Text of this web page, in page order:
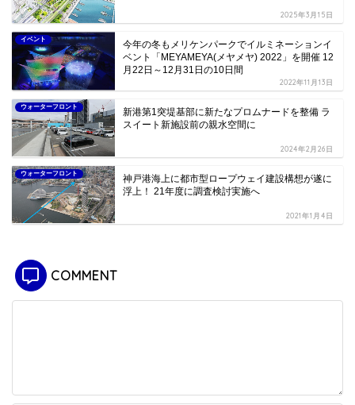
2025年3月15日
イベント
今年の冬もメリケンパークでイルミネーションイ
ベント「MEYAMEYA(メヤメヤ) 2022」を開催 12
月22日～12月31日の10日間
2022年11月13日
ウォーターフロント
新港第1突堤基部に新たなプロムナードを整備 ラ
スイート新施設前の親水空間に
2024年2月26日
ウォーターフロント
神戸港海上に都市型ロープウェイ建設構想が遂に
浮上！ 21年度に調査検討実施へ
2021年1月4日
COMMENT